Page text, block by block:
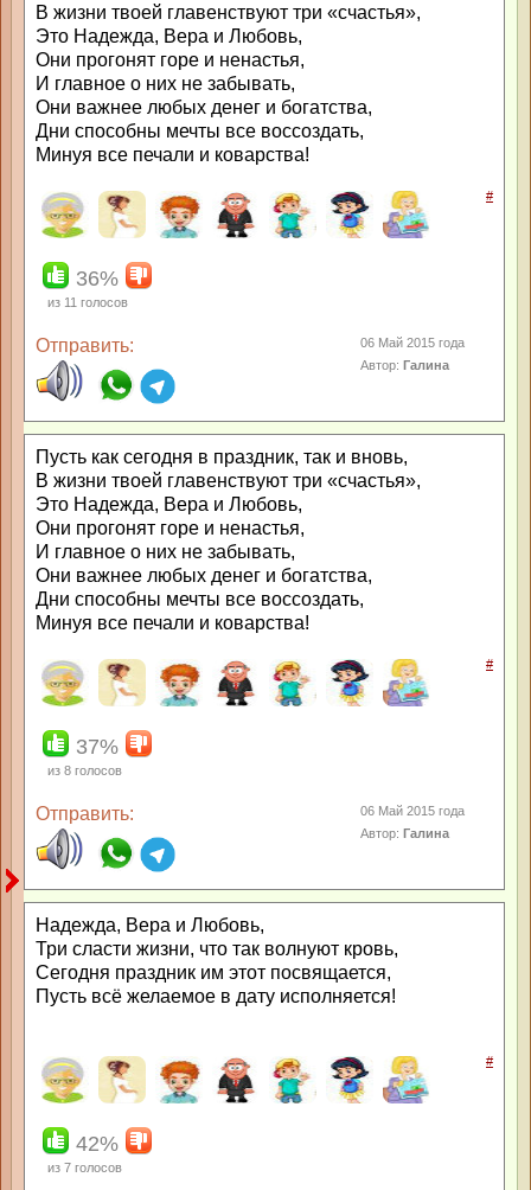
В жизни твоей главенствуют три «счастья»,
Это Надежда, Вера и Любовь,
Они прогонят горе и ненастья,
И главное о них не забывать,
Они важнее любых денег и богатства,
Дни способны мечты все воссоздать,
Минуя все печали и коварства!
#
36%
из 11 голосов
Отправить:
06 Май 2015 года
Автор:Галина
Пусть как сегодня в праздник, так и вновь,
В жизни твоей главенствуют три «счастья»,
Это Надежда, Вера и Любовь,
Они прогонят горе и ненастья,
И главное о них не забывать,
Они важнее любых денег и богатства,
Дни способны мечты все воссоздать,
Минуя все печали и коварства!
#
37%
из 8 голосов
Отправить:
06 Май 2015 года
Автор:Галина
Надежда, Вера и Любовь,
Три сласти жизни, что так волнуют кровь,
Сегодня праздник им этот посвящается,
Пусть всё желаемое в дату исполняется!
#
42%
из 7 голосов